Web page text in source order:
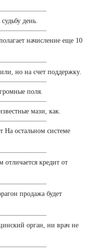
день.
начисление еще 10
но на счет поддержку.
поля.
мази, как.
На остальном системе
отличается кредит от
продажа будет
орган, ни врач не